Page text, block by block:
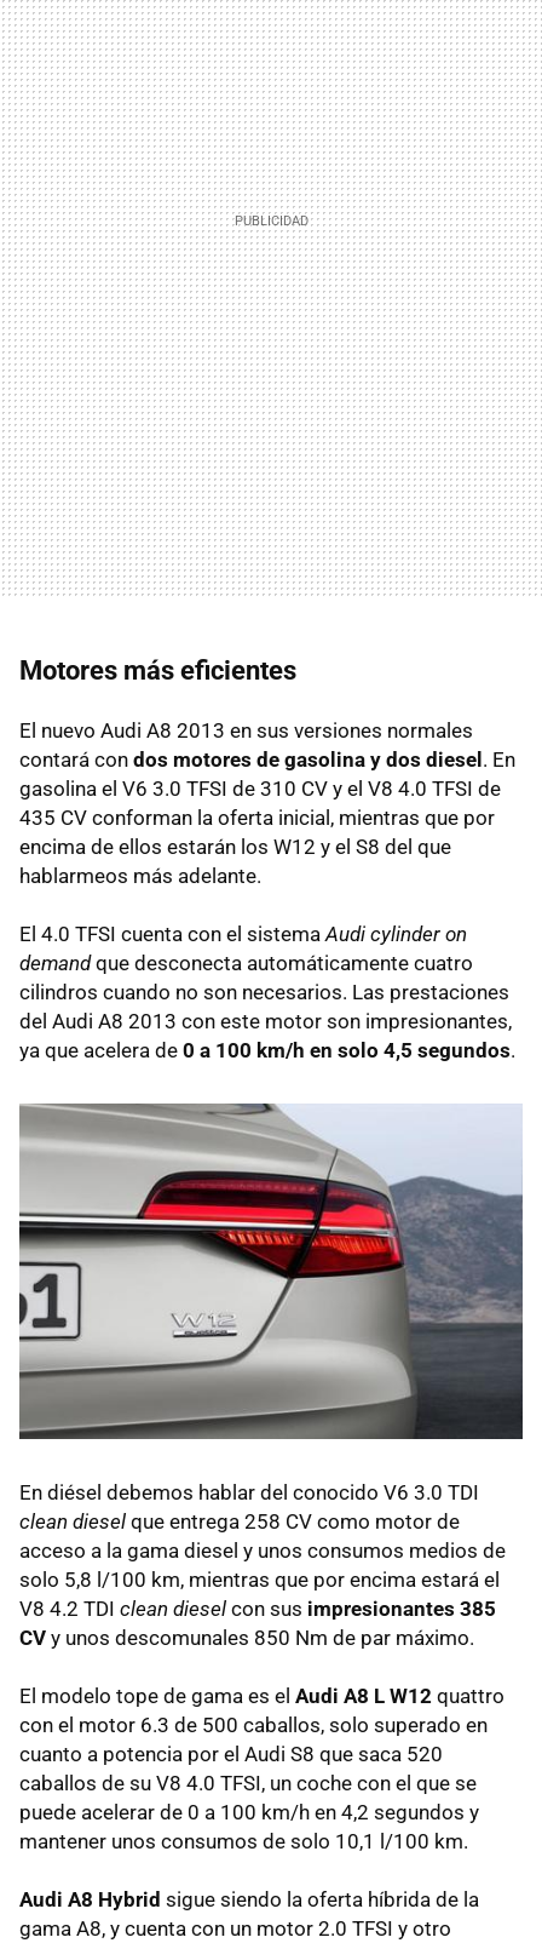
Motores más eficientes
El nuevo Audi A8 2013 en sus versiones normales
contará con dos motores de gasolina y dos diesel. En
gasolina el V6 3.0 TFSI de 310 CV y el V8 4.0 TFSI de
435 CV conforman la oferta inicial, mientras que por
encima de ellos estarán los W12 y el S8 del que
hablarmeos más adelante.
El 4.0 TFSI cuenta con el sistema Audi cylinder on
demandque desconecta automáticamente cuatro
cilindros cuando no son necesarios. Las prestaciones
del Audi A8 2013 con este motor son impresionantes,
ya que acelera de 0 a 100 km/h en solo 4,5 segundos.
En diésel debemos hablar del conocido V6 3.0 TDI
clean diesel que entrega 258 CV como motor de
acceso a la gama diesel y unos consumos medios de
solo 5,8 l/100 km, mientras que por encima estará el
V8 4.2 TDI clean diesel con sus impresionantes 385
CV y unos descomunales 850 Nm de par máximo.
El modelo tope de gama es el Audi A8 L W12 quattro
con el motor 6.3 de 500 caballos, solo superado en
cuanto a potencia por el Audi S8 que saca 520
caballos de su V8 4.0 TFSI, un coche con el que se
puede acelerar de 0 a 100 km/h en 4,2 segundos y
mantener unos consumos de solo 10,1 l/100 km.
Audi A8 Hybrid sigue siendo la oferta híbrida de la
gama A8, y cuenta con un motor 2.0 TFSI y otro